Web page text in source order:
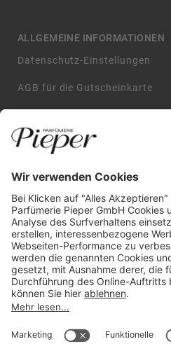
ALLGEMEINE INFORMATIONEN
Datenschutz-Einstellungen
AGB für die Gutscheinkarte
AGB
Widerrufsbelehrung
GARANTIERTE SICHERHEIT